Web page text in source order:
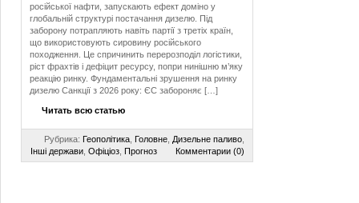
російської нафти, запускають ефект доміно у
глобальній структурі постачання дизелю. Під
заборону потрапляють навіть партії з третіх країн,
що використовують сировину російського
походження. Це спричинить перерозподіл логістики,
ріст фрахтів і дефіцит ресурсу, попри нинішню м’яку
реакцію ринку. Фундаментальні зрушення на ринку
дизелю Санкції з 2026 року: ЄС забороняє […]
Читать всю статью
Рубрика: Геополітика Головне Дизельне паливо
Інші держави Офіціоз Прогноз Комментарии (0)